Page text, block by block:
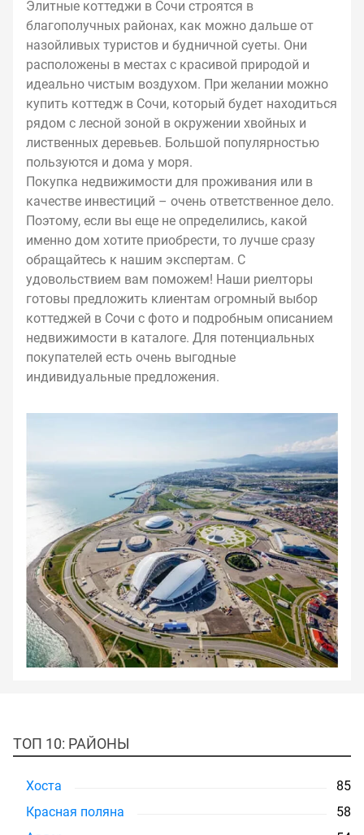
Элитные коттеджи в Сочи строятся в
благополучных районах, как можно дальше от
назойливых туристов и будничной суеты. Они
расположены в местах с красивой природой и
идеально чистым воздухом. При желании можно
купить коттедж в Сочи, который будет находиться
рядом с лесной зоной в окружении хвойных и
лиственных деревьев. Большой популярностью
пользуются и дома у моря.
Покупка недвижимости для проживания или в
качестве инвестиций – очень ответственное дело.
Поэтому, если вы еще не определились, какой
именно дом хотите приобрести, то лучше сразу
обращайтесь к нашим экспертам. С
удовольствием вам поможем! Наши риелторы
готовы предложить клиентам огромный выбор
коттеджей в Сочи с фото и подробным описанием
недвижимости в каталоге. Для потенциальных
покупателей есть очень выгодные
индивидуальные предложения.
ТОП 10: РАЙОНЫ
Хоста
85
Красная поляна
58